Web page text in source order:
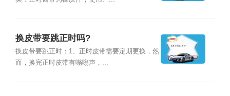
换皮带要跳正时吗?
换皮带要跳正时：1、正时皮带需要定期更换，然
而，换完正时皮带有嗡嗡声，...